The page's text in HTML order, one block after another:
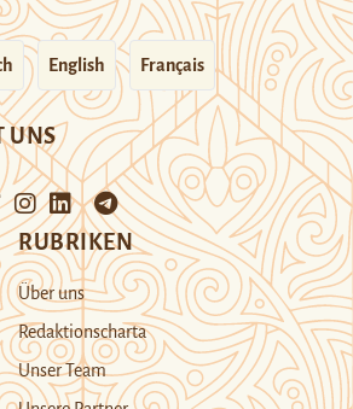
English Français
UNS
RUBRIKEN
Über uns
Redaktionscharta
Unser Team